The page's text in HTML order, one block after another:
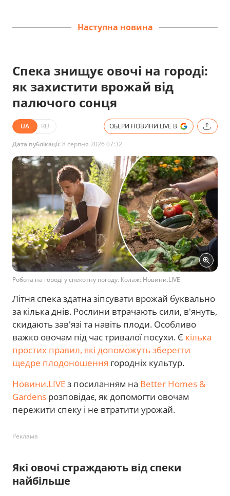
Наступна новина
Спека знищує овочі на городі:
як захистити врожай від
палючого сонця
UA RU ОБЕРИ НОВИНИ.LIVE В
Дата публікації:8 серпня 2026 07:32
Робота на городі у спекотну погоду. Колаж: Новини.LIVE
Літня спека здатна зіпсувати врожай буквально
за кілька днів. Рослини втрачають сили, в'януть,
скидають зав'язі та навіть плоди. Особливо
важко овочам під час тривалої посухи. Є кілька
простих правил, які допоможуть зберегти
щедре плодоношення городніх культур.
Новини.LIVEз посиланням на Better Homes &
Gardens розповідає, як допомогти овочам
пережити спеку і не втратити урожай.
Реклама
Які овочі страждають від спеки
найбільше